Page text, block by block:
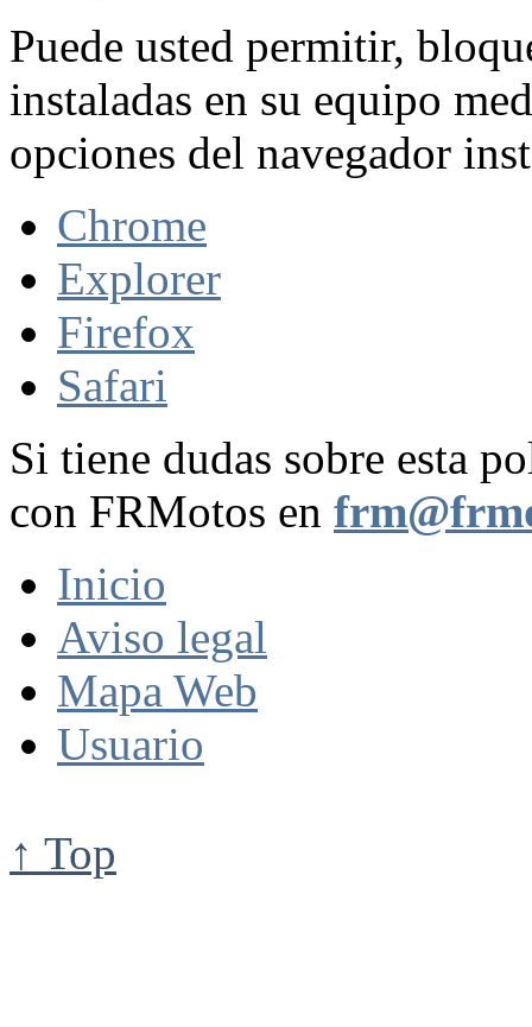
Puede usted permitir,
instaladas en su equipo
opciones del navegador
Chrome
Explorer
Firefox
Safari
Si tiene dudas sobre esta
con FRMotos en
Inicio
Aviso legal
Mapa Web
Usuario
↑ Top